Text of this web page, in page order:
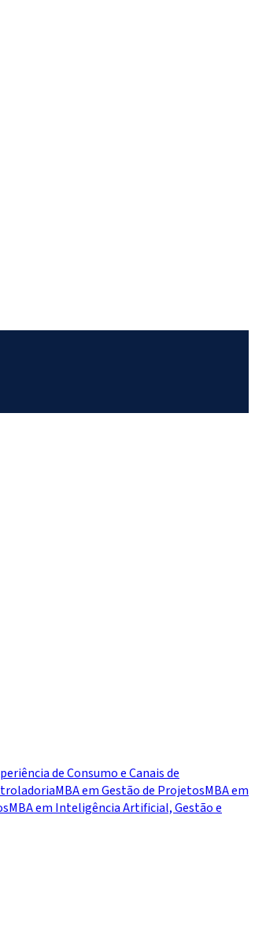
de Consumo e Canais de
MBA em Gestão de ProjetosMBA em
MBA em Inteligência Artificial, Gestão e